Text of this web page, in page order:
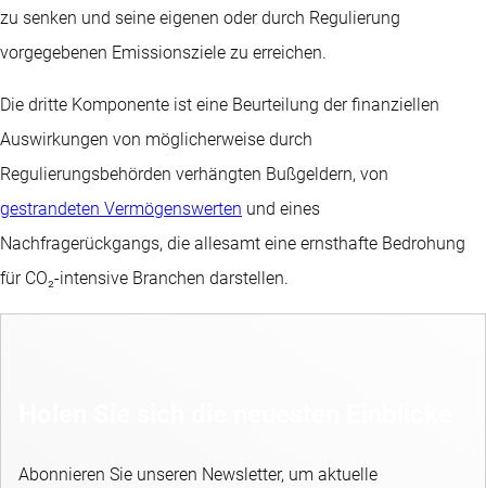
zu senken und seine eigenen oder durch Regulierung
vorgegebenen Emissionsziele zu erreichen.
Die dritte Komponente ist eine Beurteilung der finanziellen
Auswirkungen von möglicherweise durch
Regulierungsbehörden verhängten Bußgeldern, von
gestrandeten Vermögenswerten und eines
Nachfragerückgangs, die allesamt eine ernsthafte Bedrohung
für CO₂-intensive Branchen darstellen.
Abonnieren Sie unseren Newsletter, um aktuelle